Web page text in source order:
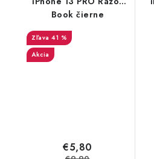
Book čierne
41 %
Akcia
€5,80